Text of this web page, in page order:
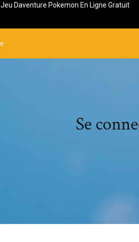
Jeu Daventure Pokemon En Ligne Gratuit
Se